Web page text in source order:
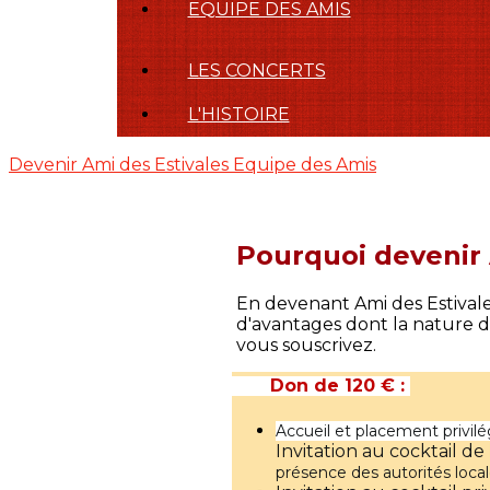
EQUIPE DES AMIS
LES CONCERTS
L'HISTOIRE
Devenir Ami des Estivales Equipe des Amis
Pourquoi devenir
En devenant Ami des
d'avantages dont la nature
vous souscrivez.
Don de 120 € :
Accueil et placement
Invitation au cocktail de
présence des autorités